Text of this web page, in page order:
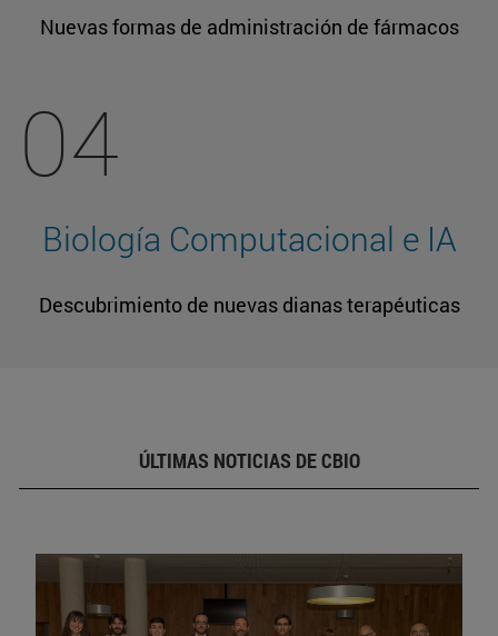
Nuevas formas de administración de fármacos
04
Biología Computacional e IA
Descubrimiento de nuevas dianas terapéuticas
ÚLTIMAS NOTICIAS DE CBIO